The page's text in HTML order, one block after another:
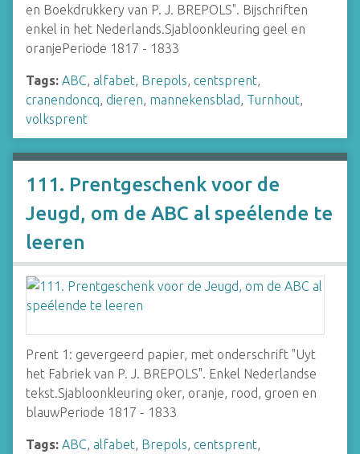
en Boekdrukkery van P. J. BREPOLS". Bijschriften
enkel in het Nederlands.Sjabloonkleuring geel en
oranjePeriode 1817 - 1833
Tags: ABC, alfabet, Brepols, centsprent,
cranendoncq, dieren, mannekensblad, Turnhout,
volksprent
111. Prentgeschenk voor de
Jeugd, om de ABC al speélende te
leeren
Prent 1: gevergeerd papier, met onderschrift "Uyt
het Fabriek van P. J. BREPOLS". Enkel Nederlandse
tekst.Sjabloonkleuring oker, oranje, rood, groen en
blauwPeriode 1817 - 1833
Tags: ABC, alfabet, Brepols, centsprent,